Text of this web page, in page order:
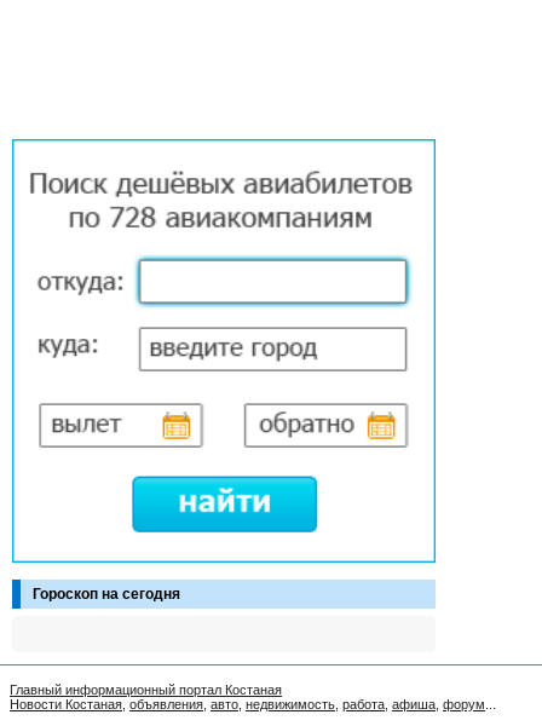
Гороскоп на сегодня
Главный информационный портал Костаная
Новости Костаная объявления авто недвижимость работа афиша форум